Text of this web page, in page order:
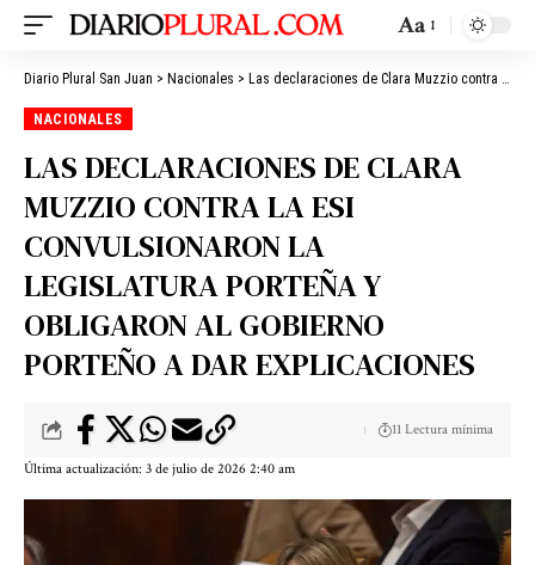
Aa
Diario Plural San Juan > Nacionales > Las declaraciones de Clara Muzzio contra la ESI convulsionaron la Legislatura porteña y obligaron al gobierno porteño a dar explicaciones
NACIONALES
LAS DECLARACIONES DE CLARA
MUZZIO CONTRA LA ESI
CONVULSIONARON LA
LEGISLATURA PORTEÑA Y
OBLIGARON AL GOBIERNO
PORTEÑO A DAR EXPLICACIONES
Última actualización: 3 de julio de 2026 2:40 am
11 Lectura mínima